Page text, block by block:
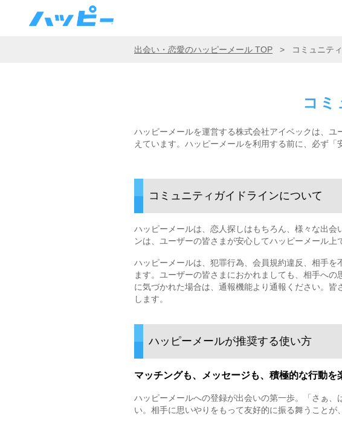
出会い・恋愛のハッピーメール TOP > コミュニテ
コミ
ハッピーメールを運営する株式会社アイベックは、
えています。ハッピーメールを利用する前に、必ず「
コミュニティガイドラインについて
ハッピーメールは、恋人探しはもちろん、様々な出
ンは、ユーザーの皆さまが安心してハッピーメール上
ハッピーメールは、犯罪行為、会員規約違反、相手
ます。ユーザーの皆さまにおかれましても、相手へ
に気づかれた場合は、通報機能より通報ください。
します。
ハッピーメールが推奨する使い方
マッチングも、メッセージも、積極的な行動を
ハッピーメールへの登録が出会いの第一歩。「さぁ
い。相手に思いやりをもって友好的に振る舞うこと